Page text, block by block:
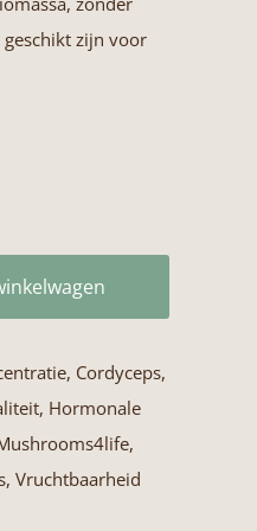
zijn voor
, Cordyceps,
, Hormonale
,
, Vruchtbaarheid